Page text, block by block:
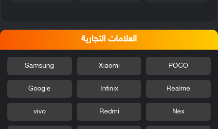
العلامات التجارية
POCO
Xiaomi
Samsung
Realme
Infinix
Google
Nex
Redmi
vivo